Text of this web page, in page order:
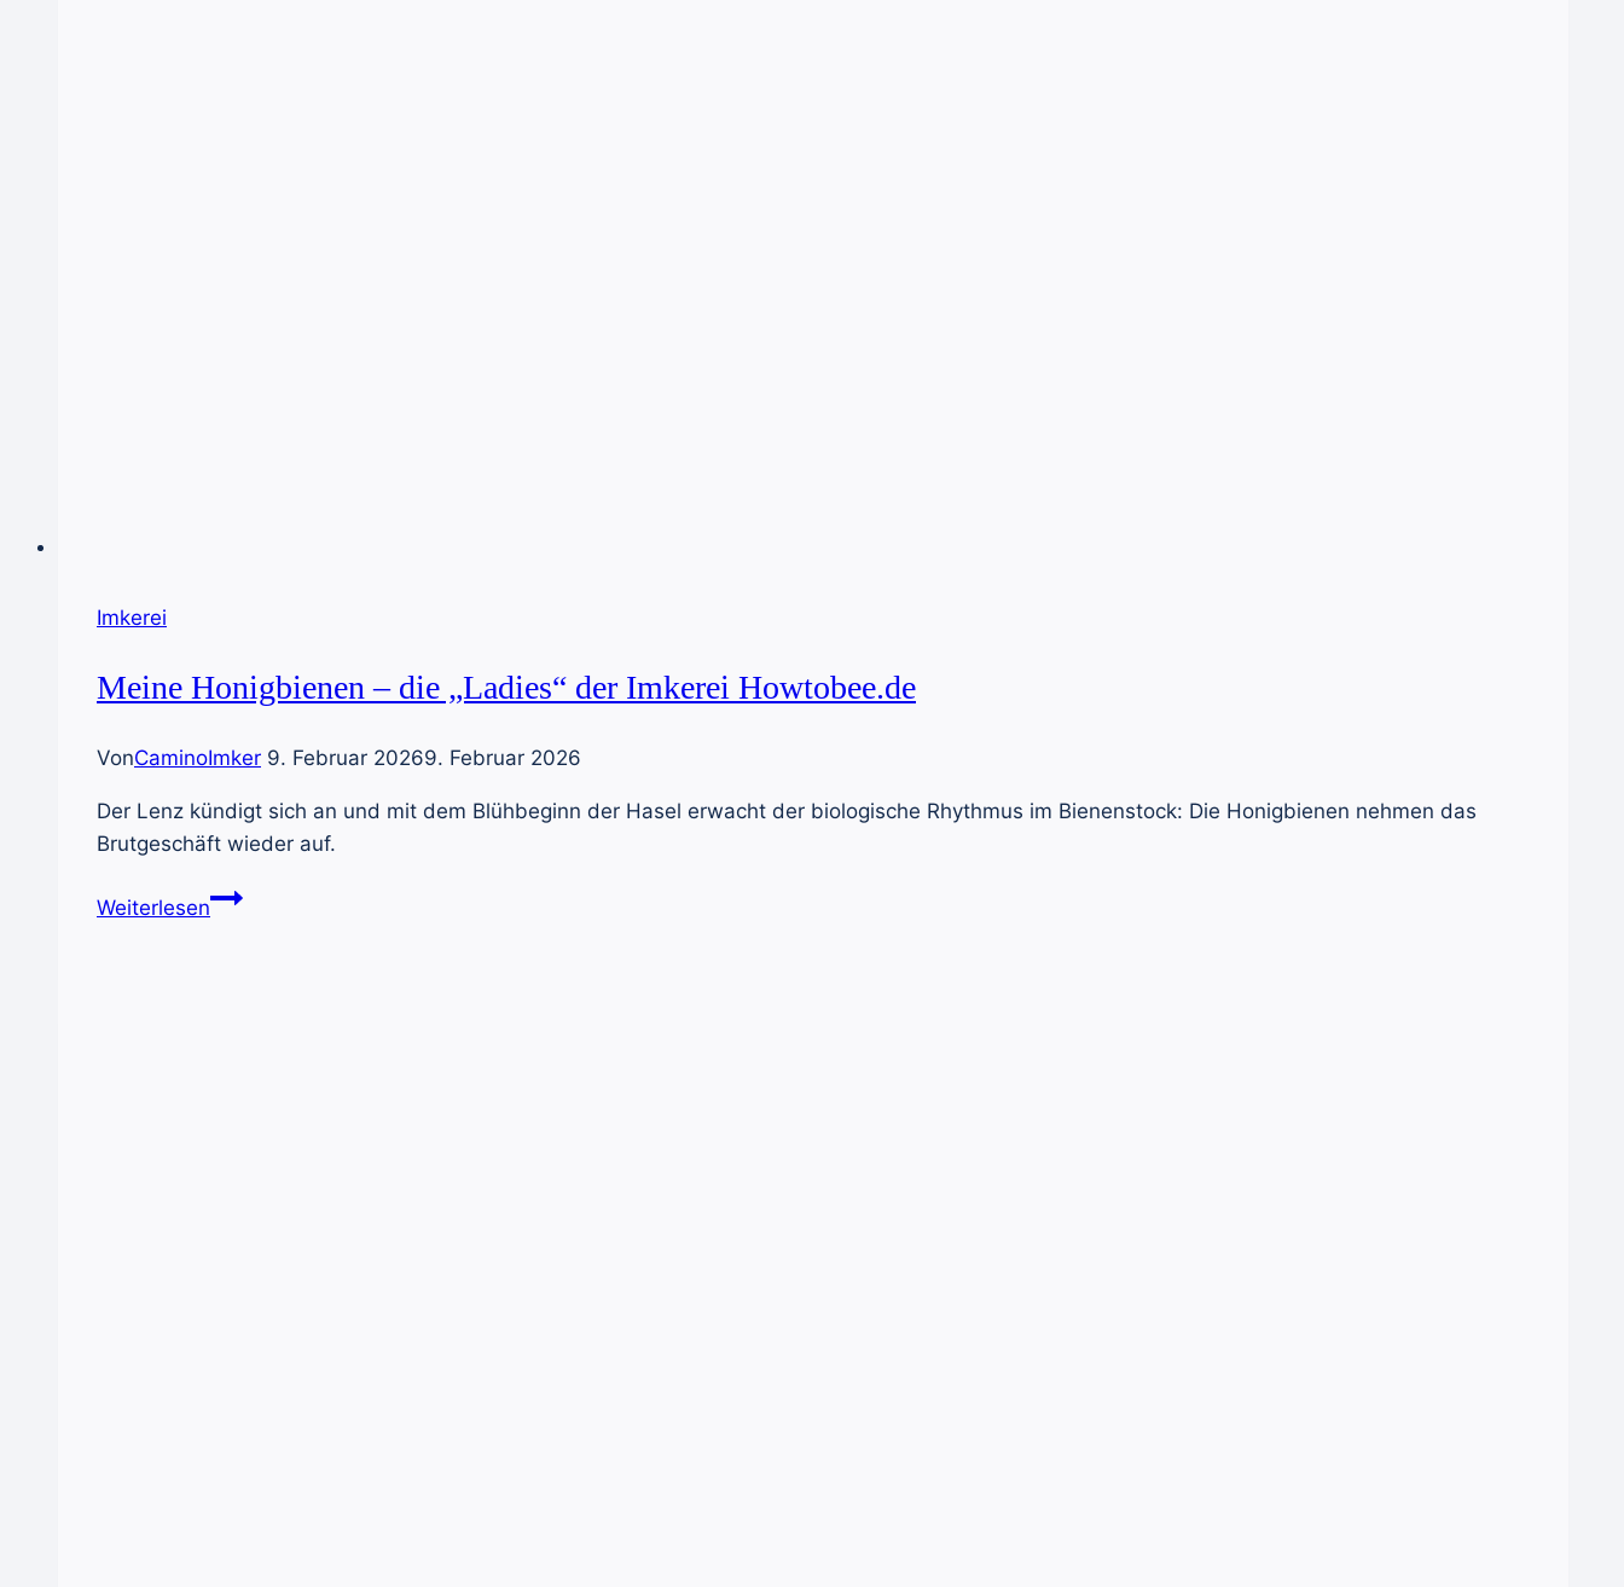
Imkerei
Meine Honigbienen – die „Ladies“ der Imkerei Howtobee.de
VonCaminoImker 9. Februar 20269. Februar 2026
Der Lenz kündigt sich an und mit dem Blühbeginn der Hasel erwacht der biologische Rhythmus im Bienenstock: Die Honigbienen nehmen das
Brutgeschäft wieder auf.
WeiterlesenMeine